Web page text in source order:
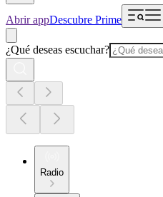
Abrir appDescubre Prime
¿Qué deseas escuchar?
Radio